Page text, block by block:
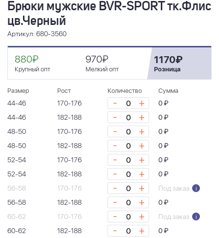
Брюки мужские BVR-SPORT тк.Флис
цв.Черный
Артикул: 680-3560
880₽
Крупный опт
970₽
Мелкий опт
1170₽
Розница
Размер Рост Количество Сумма
44-46 170-176 - +
0 ₽
44-46
182-188 - +
0 ₽
48-50
170-176 - +
0 ₽
48-50
182-188 - +
0 ₽
52-54
170-176 - +
0 ₽
52-54
182-188 - +
0 ₽
56-58
170-176 - + Под заказ
i
56-58
182-188 - +
0 ₽
60-62
170-176 - + Под заказ
i
60-62
182-188 - + 0 ₽